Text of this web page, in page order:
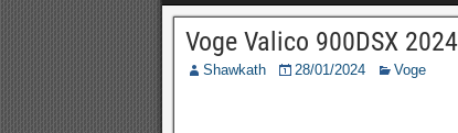
Voge Valico 900DSX
Shawkath 28/01/2024 Voge